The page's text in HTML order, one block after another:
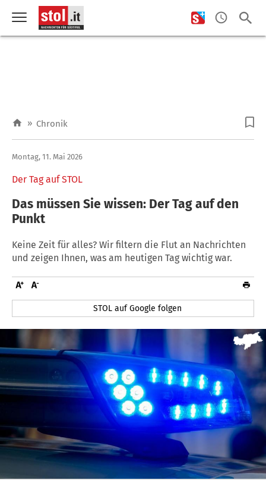
» Chronik
Der Tag auf STOL
Montag, 11. Mai 2026
Das müssen Sie wissen: Der Tag auf den
Punkt
Keine Zeit für alles? Wir filtern die Flut an Nachrichten
und zeigen Ihnen, was am heutigen Tag wichtig war.
STOL auf Google folgen